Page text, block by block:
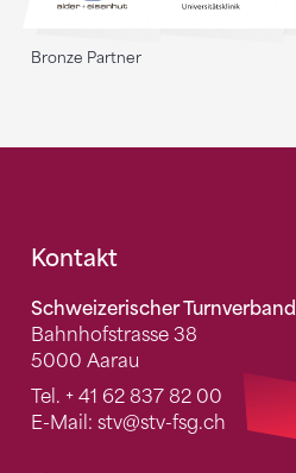
Bronze Partner
Fusszeile
Kontakt
Schweizerischer Turnverband
Bahnhofstrasse 38
5000 Aarau
Tel. + 41 62 837 82 00
E-Mail: stv@stv-fsg.ch